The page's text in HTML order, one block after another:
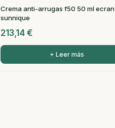
Crema anti-arrugas f50 50 ml ecran
sunnique
213,14 €
+ Leer más